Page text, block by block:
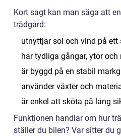
Kort sagt kan man säga att
trädgård:
utnyttjar sol och vind på ett
har tydliga gångar, ytor och
är byggd på en stabil
använder växter och
är enkel att sköta på lång
Funktionen handlar om hur
ställer du bilen? Var sitter du